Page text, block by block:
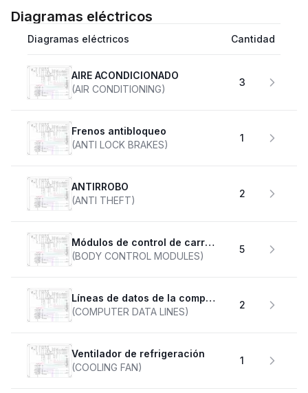
Diagramas eléctricos
Diagramas eléctricos Cantidad
AIRE ACONDICIONADO
(AIR CONDITIONING)
3
Frenos antibloqueo
(ANTI LOCK BRAKES)
1
ANTIRROBO
(ANTI THEFT)
2
Módulos de control de carrocería
(BODY CONTROL MODULES)
5
Líneas de datos de la computadora
(COMPUTER DATA LINES)
2
Ventilador de refrigeración
(COOLING FAN)
1